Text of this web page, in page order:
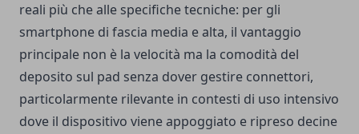
reali più che alle specifiche tecniche: per gli
smartphone di fascia media e alta, il vantaggio
principale non è la velocità ma la comodità del
deposito sul pad senza dover gestire connettori,
particolarmente rilevante in contesti di uso intensivo
dove il dispositivo viene appoggiato e ripreso decine